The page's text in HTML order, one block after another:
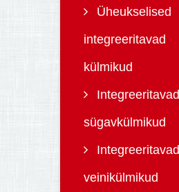
Üheukselised
integreeritavad
külmikud
Integreeritavad
sügavkülmikud
Integreeritavad
veinikülmikud